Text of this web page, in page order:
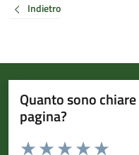
Indietro
Quanto sono
pagina?
Valuta da 1 a 5 stelle la pagina